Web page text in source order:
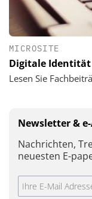
MICROSITE
Digitale Identität
Lesen Sie
Newsletter &
Nachrichten,
neuesten E-